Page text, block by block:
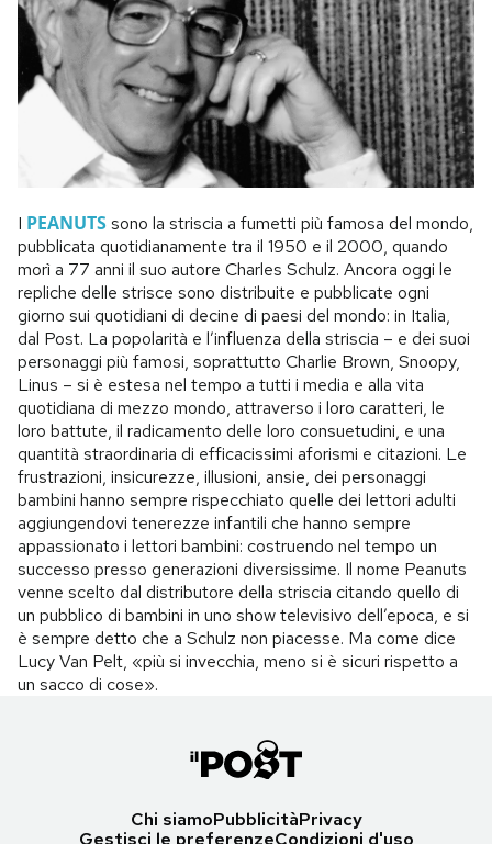
I PEANUTSsono la striscia a fumetti più famosa del mondo,
pubblicata quotidianamente tra il 1950 e il 2000, quando
morì a 77 anni il suo autore Charles Schulz. Ancora oggi le
repliche delle strisce sono distribuite e pubblicate ogni
giorno sui quotidiani di decine di paesi del mondo: in Italia,
dal Post. La popolarità e l’influenza della striscia – e dei suoi
personaggi più famosi, soprattutto Charlie Brown, Snoopy,
Linus – si è estesa nel tempo a tutti i media e alla vita
quotidiana di mezzo mondo, attraverso i loro caratteri, le
loro battute, il radicamento delle loro consuetudini, e una
quantità straordinaria di efficacissimi aforismi e citazioni. Le
frustrazioni, insicurezze, illusioni, ansie, dei personaggi
bambini hanno sempre rispecchiato quelle dei lettori adulti
aggiungendovi tenerezze infantili che hanno sempre
appassionato i lettori bambini: costruendo nel tempo un
successo presso generazioni diversissime. Il nome Peanuts
venne scelto dal distributore della striscia citando quello di
un pubblico di bambini in uno show televisivo dell’epoca, e si
è sempre detto che a Schulz non piacesse. Ma come dice
Lucy Van Pelt, «più si invecchia, meno si è sicuri rispetto a
un sacco di cose».
Chi siamoPubblicitàPrivacy
Gestisci le preferenzeCondizioni d'uso